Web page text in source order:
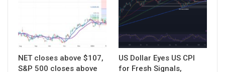
NET closes above $107,
S&P 500 closes above
US Dollar Eyes US CPI
for Fresh Signals,